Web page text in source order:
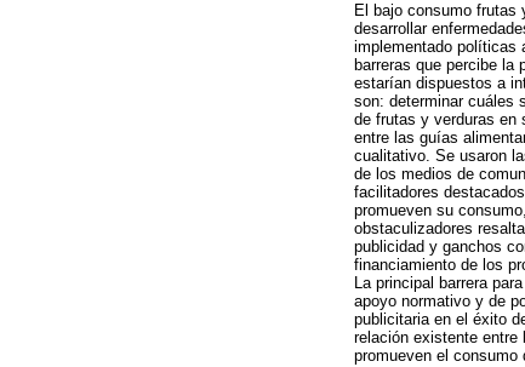
El bajo consumo frutas
desarrollar
implementado políticas
barreras que percibe la
estarían dispuestos a
son: determinar cuáles
de frutas y verduras en
entre las guías
cualitativo. Se usaron
de los medios de
facilitadores
promueven su
obstaculizadores
publicidad y ganchos
financiamiento de los
La principal barrera
apoyo normativo y de
publicitaria en el éxito
relación existente entre
promueven el consumo